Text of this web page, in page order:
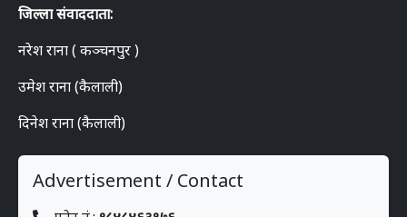
जिल्ला संवाददाता:
नरेश राना ( कञ्चनपुर )
उमेश राना (कैलाली)
दिनेश राना (कैलाली)
Advertisement / Contact